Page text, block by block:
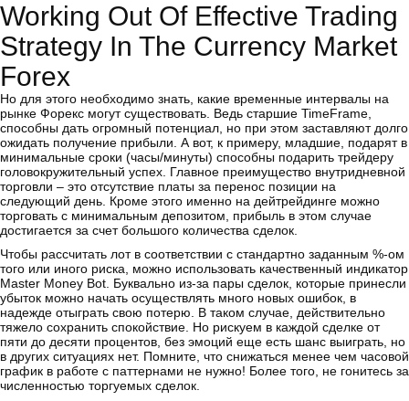
Working Out Of Effective Trading
Strategy In The Currency Market
Forex
Но для этого необходимо знать, какие временные интервалы на
рынке Форекс могут существовать. Ведь старшие TimeFrame,
способны дать огромный потенциал, но при этом заставляют долго
ожидать получение прибыли. А вот, к примеру, младшие, подарят в
минимальные сроки (часы/минуты) способны подарить трейдеру
головокружительный успех. Главное преимущество внутридневной
торговли – это отсутствие платы за перенос позиции на
следующий день. Кроме этого именно на дейтрейдинге можно
торговать с минимальным депозитом, прибыль в этом случае
достигается за счет большого количества сделок.
Чтобы рассчитать лот в соответствии с стандартно заданным %-ом
того или иного риска, можно использовать качественный индикатор
Master Mоney Bot. Буквально из-за пары сделок, которые принесли
убыток можно начать осуществлять много новых ошибок, в
надежде отыграть свою потерю. В таком случае, действительно
тяжело сохранить спокойствие. Но рискуем в каждой сделке от
пяти до десяти процентов, без эмоций еще есть шанс выиграть, но
в других ситуациях нет. Помните, что снижаться менее чем часовой
график в работе с паттернами не нужно! Более того, не гонитесь за
численностью торгуемых сделок.